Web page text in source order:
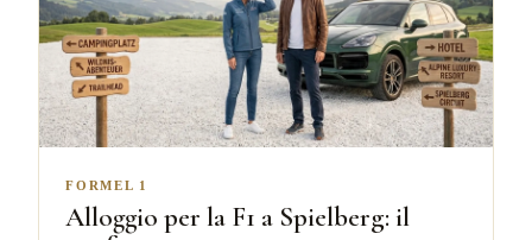
FORMEL 1
Alloggio per la F1 a Spielberg: il